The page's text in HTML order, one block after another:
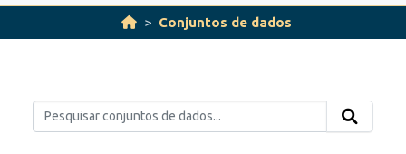
Conjuntos de dados